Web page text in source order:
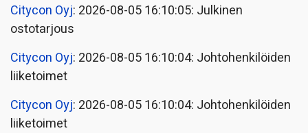
Citycon Oyj: 2026-08-05 16:10:05: Julkinen
ostotarjous
Citycon Oyj: 2026-08-05 16:10:04: Johtohenkilöiden
liiketoimet
Citycon Oyj: 2026-08-05 16:10:04: Johtohenkilöiden
liiketoimet